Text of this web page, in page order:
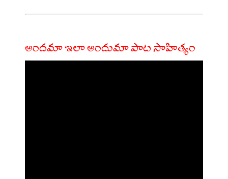
అందమా ఇలా అందుమా పాట సాహిత్యం